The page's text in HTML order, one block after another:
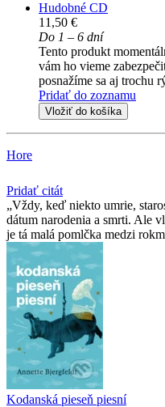
Hudobné CD
11,50 €
Do 1 – 6 dní
Tento produkt
vám ho vieme
posnažíme sa aj trochu
Pridať do zoznamu
Vložiť do košíka
Hore
Pridať citát
Vždy, keď niekto umrie,
dátum narodenia a smrti. Ale
je tá malá pomlčka medzi
Kodanská pieseň piesní